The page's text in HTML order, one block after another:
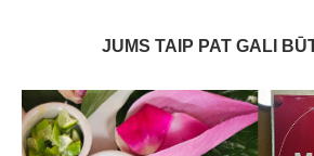
JUMS TAIP PAT GALI